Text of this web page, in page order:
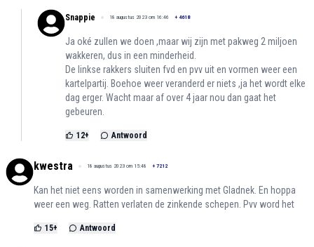
Snappie 18 augustus 2023 om 16:46 + 4618
Ja oké zullen we doen ,maar wij zijn met pakweg 2 miljoen
wakkeren, dus in een minderheid.
De linkse rakkers sluiten fvd en pvv uit en vormen weer een
kartelpartij. Boehoe weer veranderd er niets ,ja het wordt elke
dag erger. Wacht maar af over 4 jaar nou dan gaat het
gebeuren.
12+ Antwoord
kwestra 18 augustus 2023 om 15:48 + 7212
Kan het niet eens worden in samenwerking met Gladnek. En hoppa
weer een weg. Ratten verlaten de zinkende schepen. Pvv word het
15+ Antwoord